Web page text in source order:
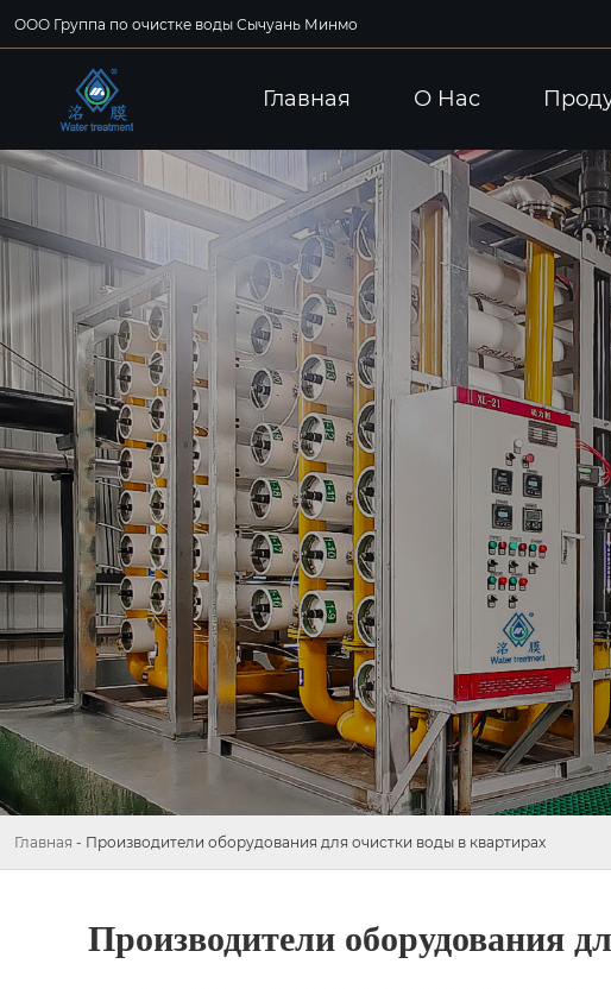
ООО Группа по очистке воды Сычуань Минмо
Главная О Hас
Главная - Производители оборудования для очистки воды в квартирах
Производители оборудования